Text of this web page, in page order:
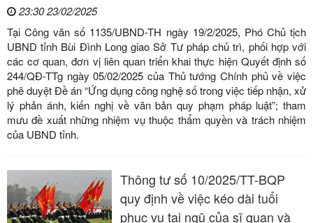
23:30 23/02/2025
Tại Công văn số 1135/UBND-TH ngày 19/2/2025, Phó Chủ tịch
UBND tỉnh Bùi Đình Long giao Sở Tư pháp chủ trì, phối hợp với
các cơ quan, đơn vị liên quan triển khai thực hiện Quyết định số
244/QĐ-TTg ngày 05/02/2025 của Thủ tướng Chính phủ về việc
phê duyệt Đề án “Ứng dụng công nghệ số trong việc tiếp nhận, xử
lý phản ánh, kiến nghị về văn bản quy phạm pháp luật”; tham
mưu đề xuất những nhiệm vụ thuộc thẩm quyền và trách nhiệm
của UBND tỉnh.
Thông tư số 10/2025/TT-BQP
quy định về việc kéo dài tuổi
phục vụ tại ngũ của sĩ quan và